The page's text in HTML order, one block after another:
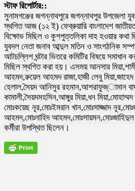
স্টাফ রিপোর্টার::
সুনামগঞ্জের জগন্নাথপুরে জগন্নাথপুর উপজেলা
স্থগিত আজ (১২ ই) ফেব্রুয়ারি বাংলাদেশ
বিক্ষোভ মিছিল ও কুশপুত্তলিকা দাহ হওয়ার কথা
যুবদল নেতা জনাব আব্দুল মতিন ও সাংগঠনিক
আটচল্লিশ ঘন্টার ভিতরে কমিটির বিষয়ে সমাধান
মিছিল স্থগিত করা হয়। এসময় আনসার
আহমদ,রুয়েল আহমদ রাজা,হাজী লেবু
হেলাল,সৈয়দ আনিসুর রহমান,আশরাফুজ্ামান
কামালী,সৈয়দমহসিন,আঙ্গুর মিয়া,ধন
মোঃকয়েছ নূর,মোঃইমরান খান,মোঃসাজ্জাদ
আহমদ,মোঃনাহিদ
কর্মীরা উপস্থিত ছিলেন।